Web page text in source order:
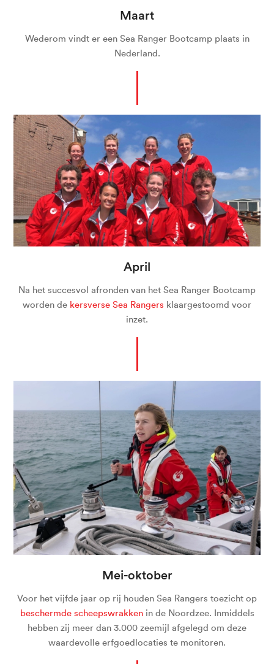
Maart
Wederom vindt er een Sea Ranger Bootcamp plaats in
Nederland.
April
Na het succesvol afronden van het Sea Ranger Bootcamp
worden de kersverse Sea Rangers klaargestoomd voor
inzet.
Mei-oktober
Voor het vijfde jaar op rij houden Sea Rangers toezicht op
beschermde scheepswrakkenin de Noordzee. Inmiddels
hebben zij meer dan 3.000 zeemijl afgelegd om deze
waardevolle erfgoedlocaties te monitoren.